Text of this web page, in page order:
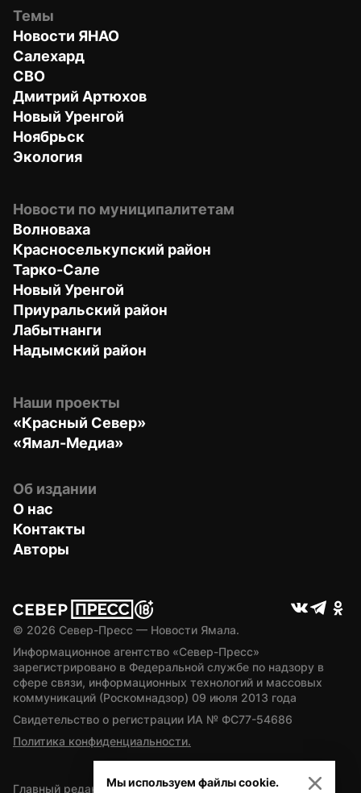
Темы
Новости ЯНАО
Салехард
СВО
Дмитрий Артюхов
Новый Уренгой
Ноябрьск
Экология
Новости по муниципалитетам
Волноваха
Красноселькупский район
Тарко-Сале
Новый Уренгой
Приуральский район
Лабытнанги
Надымский район
Наши проекты
«Красный Север»
«Ямал-Медиа»
Об издании
О нас
Контакты
Авторы
© 2026 Север-Пресс — Новости Ямала.
Информационное агентство «Север-Пресс»
зарегистрировано в Федеральной службе по надзору в
сфере связи, информационных технологий и массовых
коммуникаций (Роскомнадзор) 09 июля 2013 года
Свидетельство о регистрации ИА № ФС77-54686
Политика конфиденциальности.
Главный редактор — А.Л. Поздеев
Мы используем файлы cookie.